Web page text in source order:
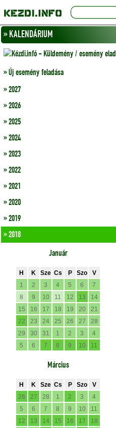
» KALENDÁRIUM
» Új esemény feladása
» 2027
» 2026
» 2025
» 2024
» 2023
» 2022
» 2021
» 2020
» 2019
» 2018
Január
H K Sze Cs P Szo
V
1
2 3 4 5 6
7
8
9 10 11 12 13
14
15
16 17 18 19 20
21
22
23 24 25 26 27
28
29
30 31 1 2 3
4
5
6 7 8 9 10 11
Március
H K Sze Cs P Szo
V
26
27 28 1 2 3
4
5
6 7 8 9 10
11
12
13 14 15 16 17
18